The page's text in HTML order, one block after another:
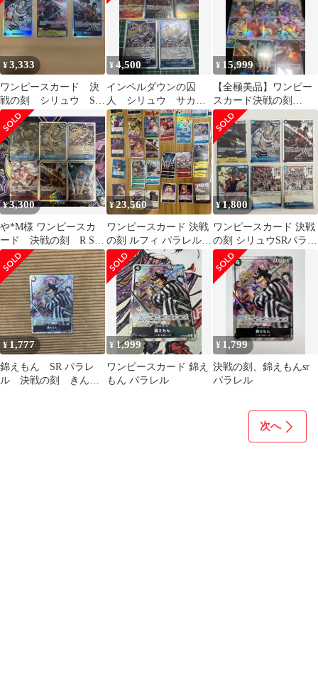
¥3,333
ワンピースカード 決
戦の刻 シリュウ SR
パラレル 他２枚
¥4,500
インペルダウンの囚
人 シリュウ サカズ
キ 錦えもん 決戦の
刻
¥ 15,999
【全極美品】ワンピー
スカード決戦の刻
SEC.Rパラレルまとめ
売り
¥3,300
や*M様 ワンピースカ
ード 決戦の刻 R SR
6枚セット
¥23,560
ワンピースカード 決戦
の刻 ルフィ パラレル
エースSEC 4コン多数
¥1,800
ワンピースカード 決戦
の刻 シリュウSRパラレ
ル ギャルディーノ まと
め売り
¥1,777
錦えもん SR パラレ
ル 決戦の刻 きんえ
¥ 1,999
ワンピースカード 錦え
もん パラレル
¥ 1,799
決戦の刻、錦えもんsr
パラレル
次へ